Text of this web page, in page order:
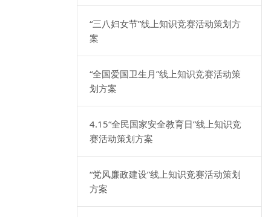
“三八妇女节”线上知识竞赛活动策划方
案
“全国爱国卫生月”线上知识竞赛活动策
划方案
4.15“全民国家安全教育日”线上知识竞
赛活动策划方案
“党风廉政建设”线上知识竞赛活动策划
方案